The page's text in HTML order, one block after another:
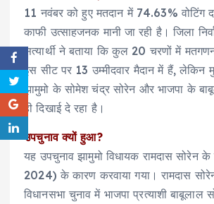
11 नवंबर को हुए मतदान में 74.63% वोटिंग
काफी उत्साहजनक मानी जा रही है। जिला
सत्यार्थी ने बताया कि कुल 20 चरणों में
इस सीट पर 13 उम्मीदवार मैदान में हैं, लेकिन
झामुमो के सोमेश चंद्र सोरेन और भाजपा के
ही दिखाई दे रहा है।
उपचुनाव क्यों हुआ?
यह उपचुनाव झामुमो विधायक रामदास सोरेन
2024) के कारण करवाया गया। रामदास
विधानसभा चुनाव में भाजपा प्रत्याशी